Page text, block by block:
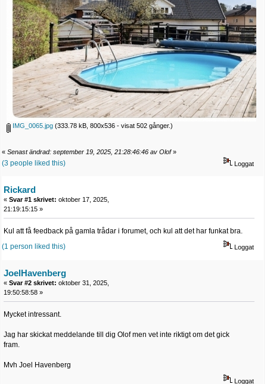
IMG_0065.jpg (333.78 kB, 800x536 - visat 502 gånger.)
« Senast ändrad: september 19, 2025, 21:28:46:46 av Olof»
Loggat
(3 people liked this)
Rickard
« Svar #1 skrivet: oktober 17, 2025,
21:19:15:15 »
Kul att få feedback på gamla trådar i forumet, och kul att det har funkat bra.
Loggat
(1 person liked this)
JoelHavenberg
« Svar #2 skrivet: oktober 31, 2025,
19:50:58:58 »
Mycket intressant.
Jag har skickat meddelande till dig Olof men vet inte riktigt om det gick
fram.
Mvh Joel Havenberg
Loggat